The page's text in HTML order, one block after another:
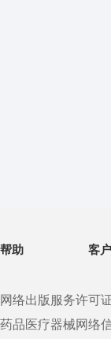
帮助 客
网络出版服务许可
药品医疗器械网络